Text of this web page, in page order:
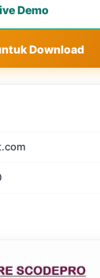
Demo
Download